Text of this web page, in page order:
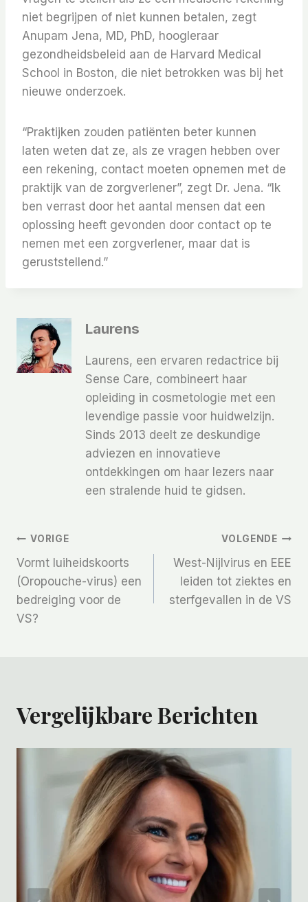
niet begrijpen of niet kunnen betalen, zegt
Anupam Jena, MD, PhD, hoogleraar
gezondheidsbeleid aan de Harvard Medical
School in Boston, die niet betrokken was bij het
nieuwe onderzoek.
“Praktijken zouden patiënten beter kunnen
laten weten dat ze, als ze vragen hebben over
een rekening, contact moeten opnemen met de
praktijk van de zorgverlener”, zegt Dr. Jena. “Ik
ben verrast door het aantal mensen dat een
oplossing heeft gevonden door contact op te
nemen met een zorgverlener, maar dat is
geruststellend.”
Laurens
Laurens, een ervaren redactrice bij
Sense Care, combineert haar
opleiding in cosmetologie met een
levendige passie voor huidwelzijn.
Sinds 2013 deelt ze deskundige
adviezen en innovatieve
ontdekkingen om haar lezers naar
een stralende huid te gidsen.
Bericht
Navigatie
VORIGE
Vormt luiheidskoorts
(Oropouche-virus) een
bedreiging voor de
VS?
VOLGENDE
West-Nijlvirus en EEE
leiden tot ziektes en
sterfgevallen in de VS
Vergelijkbare Berichten